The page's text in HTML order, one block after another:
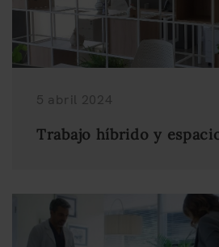
5 abril 2024
Trabajo híbrido y